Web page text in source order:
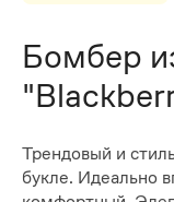
Бомбер
Трендовый и
букле. Идеально